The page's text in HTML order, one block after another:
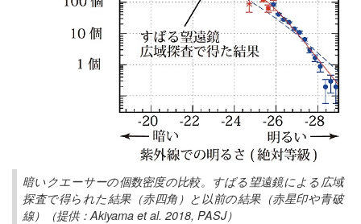
暗いクエーサーの個数密度の比較。すばる望遠鏡による広域
探査で得られた結果（赤四角）と以前の結果（赤星印や青破
線）（提供：Akiyama et al. 2018, PASJ）